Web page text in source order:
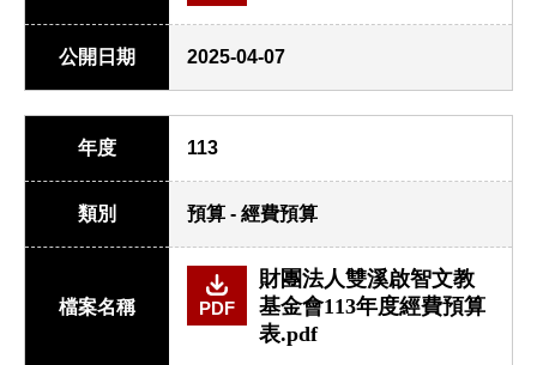
公開日期 2025-04-07
年度 113
類別 預算 - 經費預算
檔案名稱 PDF
財團法人雙溪啟智文教
基金會113年度經費預算
表.pdf